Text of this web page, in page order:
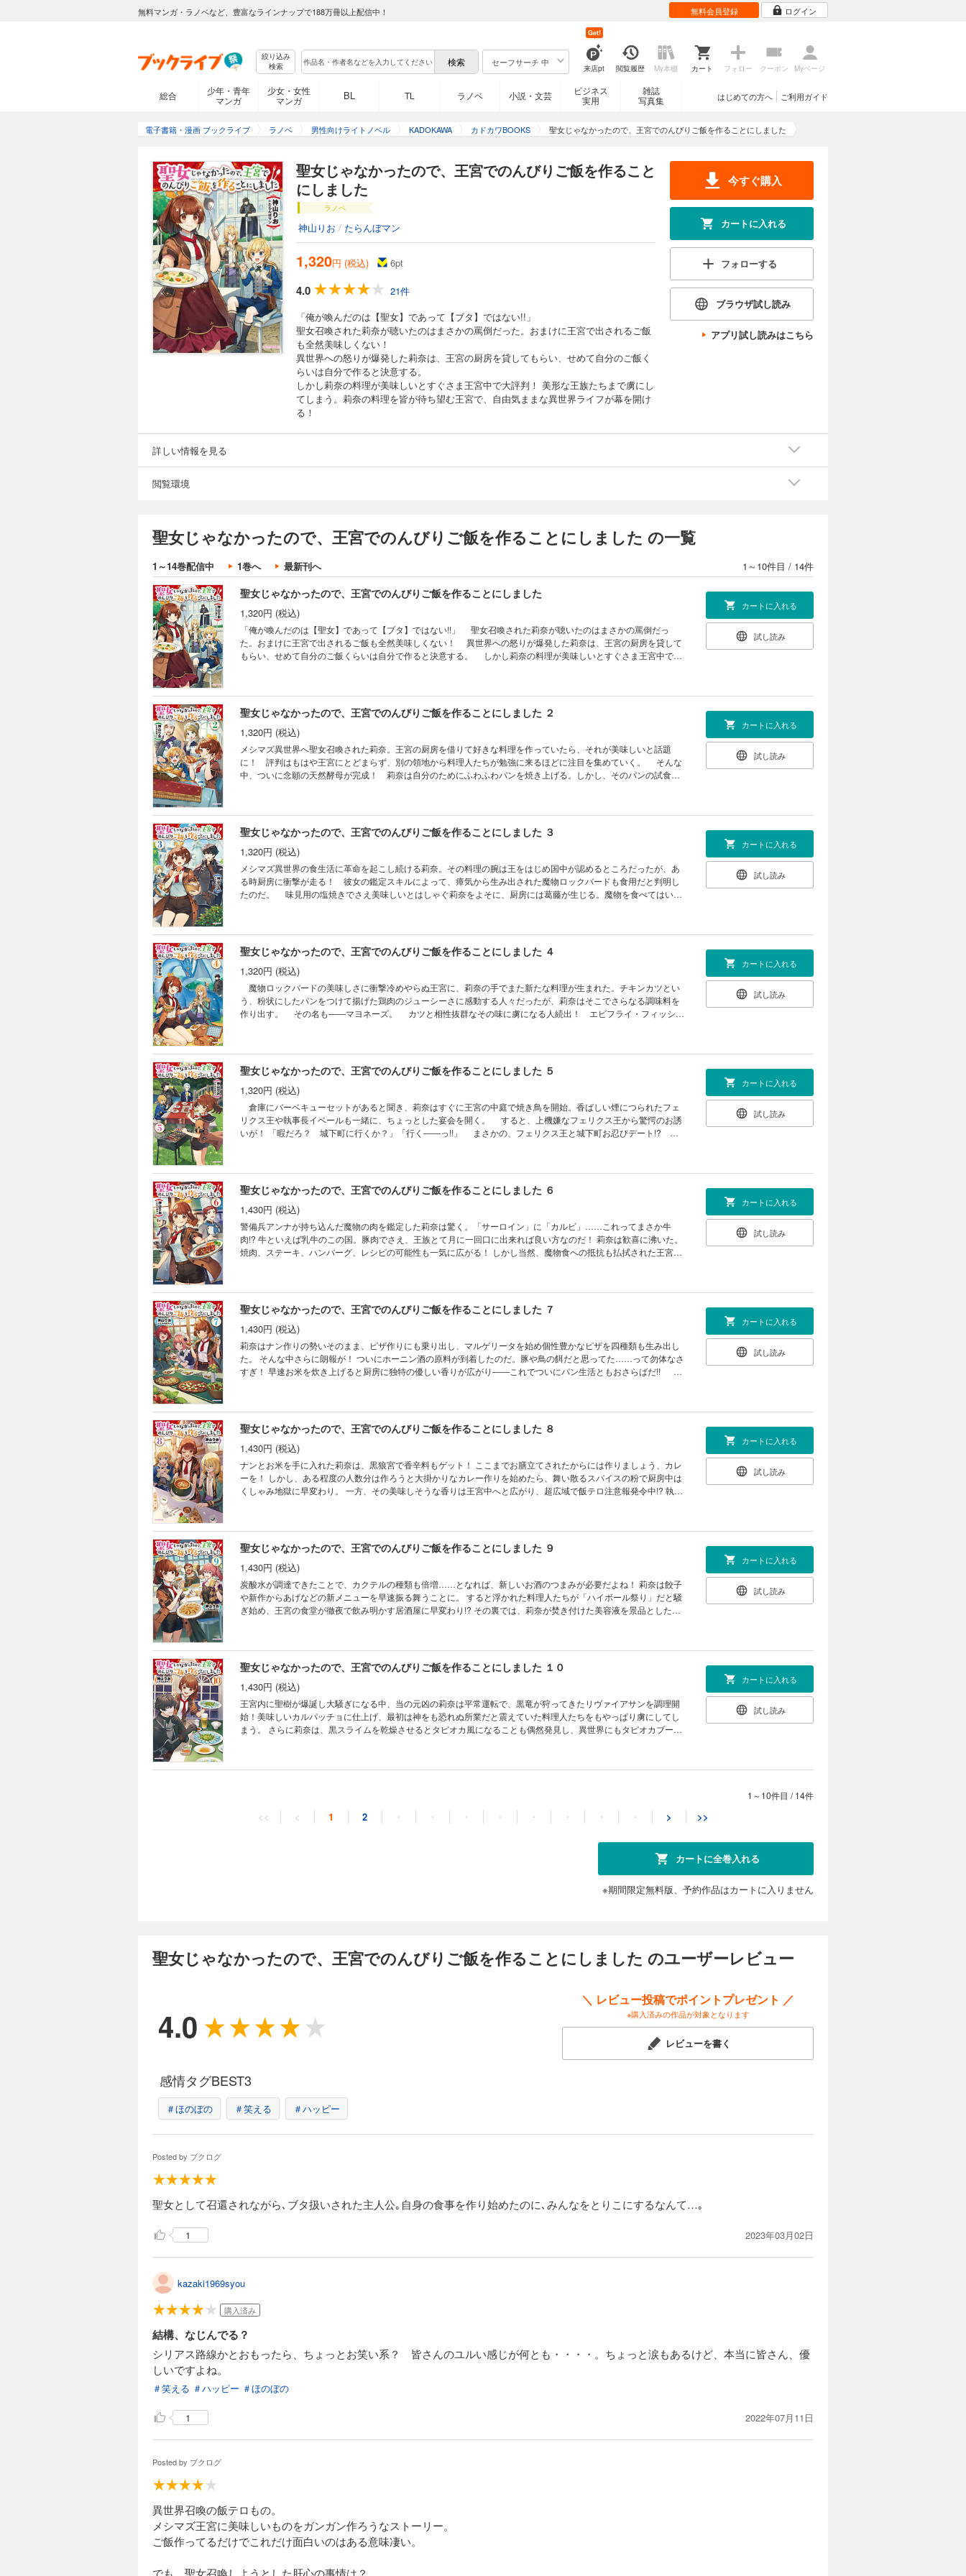
無料マンガ・ラノベなど、豊富なラインナップで188万冊以上配信中！ 無料会員登録 ログイン
絞り込み
検索
セーフサーチ 中
来店pt
Get!
閲覧履歴 My本棚 カート フォロー クーポン Myページ
総合
少年・青年
マンガ
少女・女性
マンガ
BL TL ラノベ 小説・文芸
ビジネス
実用
雑誌
写真集
ご利用ガイド
はじめての方へ
電子書籍・漫画 ブックライブ ラノベ 男性向けライトノベル KADOKAWA カドカワBOOKS 聖女じゃなかったので、王宮でのんびりご飯を作ることにしました
聖女じゃなかったので、王宮でのんびりご飯を作ること
にしました
ラノベ
神山りお / たらんぼマン
1,320円 (税込) 6pt
4.0
21件
「俺が喚んだのは【聖女】であって【ブタ】ではない!!」
聖女召喚された莉奈が聴いたのはまさかの罵倒だった。おまけに王宮で出されるご飯
も全然美味しくない！
異世界への怒りが爆発した莉奈は、王宮の厨房を貸してもらい、せめて自分のご飯く
らいは自分で作ると決意する。
しかし莉奈の料理が美味しいとすぐさま王宮中で大評判！ 美形な王族たちまで虜にし
てしまう。莉奈の料理を皆が待ち望む王宮で、自由気ままな異世界ライフが幕を開け
る！
今すぐ購入
カートに入れる
フォローする
ブラウザ試し読み
アプリ試し読みはこちら
詳しい情報を見る
閲覧環境
聖女じゃなかったので、王宮でのんびりご飯を作ることにしました の一覧
1～14巻配信中 1巻へ 最新刊へ 1～10件目 / 14件
聖女じゃなかったので、王宮でのんびりご飯を作ることにしました
1,320円 (税込)
「俺が喚んだのは【聖女】であって【ブタ】ではない!!」 聖女召喚された莉奈が聴いたのはまさかの罵倒だっ
た。おまけに王宮で出されるご飯も全然美味しくない！ 異世界への怒りが爆発した莉奈は、王宮の厨房を貸して
もらい、せめて自分のご飯くらいは自分で作ると決意する。 しかし莉奈の料理が美味しいとすぐさま王宮中で大
カートに入れる
試し読み
聖女じゃなかったので、王宮でのんびりご飯を作ることにしました ２
1,320円 (税込)
メシマズ異世界へ聖女召喚された莉奈。王宮の厨房を借りて好きな料理を作っていたら、それが美味しいと話題
に！ 評判はもはや王宮にとどまらず、別の領地から料理人たちが勉強に来るほどに注目を集めていく。 そんな
中、ついに念願の天然酵母が完成！ 莉奈は自分のためにふわふわパンを焼き上げる。しかし、そのパンの試食を
カートに入れる
試し読み
聖女じゃなかったので、王宮でのんびりご飯を作ることにしました ３
1,320円 (税込)
メシマズ異世界の食生活に革命を起こし続ける莉奈。その料理の腕は王をはじめ国中が認めるところだったが、あ
る時厨房に衝撃が走る！ 彼女の鑑定スキルによって、瘴気から生み出された魔物ロックバードも食用だと判明し
たのだ。 味見用の塩焼きでさえ美味しいとはしゃぐ莉奈をよそに、厨房には葛藤が生じる。魔物を食べてはいけ
カートに入れる
試し読み
聖女じゃなかったので、王宮でのんびりご飯を作ることにしました ４
1,320円 (税込)
魔物ロックバードの美味しさに衝撃冷めやらぬ王宮に、莉奈の手でまた新たな料理が生まれた。チキンカツとい
う、粉状にしたパンをつけて揚げた鶏肉のジューシーさに感動する人々だったが、莉奈はそこでさらなる調味料を
作り出す。 その名も――マヨネーズ。 カツと相性抜群なその味に虜になる人続出！ エビフライ・フィッシュ
～来るなというのに領民が沢山来るから内政無双をすることに～ 』（著：うみ）のお試し版が収録されています。
カートに入れる
試し読み
聖女じゃなかったので、王宮でのんびりご飯を作ることにしました ５
1,320円 (税込)
倉庫にバーベキューセットがあると聞き、莉奈はすぐに王宮の中庭で焼き鳥を開始。香ばしい煙につられたフェ
リクス王や執事長イベールも一緒に、ちょっとした宴会を開く。 すると、上機嫌なフェリクス王から驚愕のお誘
いが！ 「暇だろ？ 城下町に行くか？」「行く――っ!!」 まさかの、フェリクス王と城下町お忍びデート!? 今
（著：依空 まつり）のお試し版が収録されています。
カートに入れる
試し読み
聖女じゃなかったので、王宮でのんびりご飯を作ることにしました ６
1,430円 (税込)
警備兵アンナが持ち込んだ魔物の肉を鑑定した莉奈は驚く。「サーロイン」に「カルビ」……これってまさか牛
肉!? 牛といえば乳牛のこの国。豚肉でさえ、王族とて月に一回口に出来れば良い方なのだ！ 莉奈は歓喜に沸いた。
焼肉、ステーキ、ハンバーグ、レシピの可能性も一気に広がる！ しかし当然、魔物食への抵抗も払拭された王宮で
お悩み解決します。』（著：黒辺 あゆみ）のお試し版が収録されています。
カートに入れる
試し読み
聖女じゃなかったので、王宮でのんびりご飯を作ることにしました ７
1,430円 (税込)
莉奈はナン作りの勢いそのまま、ピザ作りにも乗り出し、マルゲリータを始め個性豊かなピザを四種類も生み出し
た。 そんな中さらに朗報が！ ついにホーニン酒の原料が到着したのだ。豚や鳥の餌だと思ってた……って勿体なさ
すぎ！ 早速お米を炊き上げると厨房に独特の優しい香りが広がり――これでついにパン生活ともおさらばだ!! 異
版が収録されています。
カートに入れる
試し読み
聖女じゃなかったので、王宮でのんびりご飯を作ることにしました ８
1,430円 (税込)
ナンとお米を手に入れた莉奈は、黒狼宮で香辛料もゲット！ ここまでお膳立てされたからには作りましょう、カレ
ーを！ しかし、ある程度の人数分は作ろうと大掛かりなカレー作りを始めたら、舞い散るスパイスの粉で厨房中は
くしゃみ地獄に早変わり。 一方、その美味しそうな香りは王宮中へと広がり、超広域で飯テロ注意報発令中!? 執務
ってます。』（著：しののめすぴこ）のお試し版が収録されています。
カートに入れる
試し読み
聖女じゃなかったので、王宮でのんびりご飯を作ることにしました ９
1,430円 (税込)
炭酸水が調達できたことで、カクテルの種類も倍増……となれば、新しいお酒のつまみが必要だよね！ 莉奈は餃子
や新作からあげなどの新メニューを早速振る舞うことに。 すると浮かれた料理人たちが「ハイボール祭り」だと騒
ぎ始め、王宮の食堂が徹夜で飲み明かす居酒屋に早変わり!? その裏では、莉奈が焚き付けた美容液を景品とした竜
し版が収録されています。
カートに入れる
試し読み
聖女じゃなかったので、王宮でのんびりご飯を作ることにしました １０
1,430円 (税込)
王宮内に聖樹が爆誕し大騒ぎになる中、当の元凶の莉奈は平常運転で、黒竜が狩ってきたリヴァイアサンを調理開
始！美味しいカルパッチョに仕上げ、最初は神をも恐れぬ所業だと震えていた料理人たちをもやっぱり虜にしてし
まう。 さらに莉奈は、黒スライムを乾燥させるとタピオカ風になることも偶然発見し、異世界にもタピオカブーム
む』（著：嵐 華子）のお試し版が収録されています。
カートに入れる
試し読み
新興の国の偵察へ赴くフェリクス王に、チョコの原料・カカ王探しのため莉奈も同行することに。チョコのことは
品の電子版には本編終了後にカドカワBOOKS『水魔法ぐらいしか取り柄がないけど現代知識があれば充分だよ
カートに入れる
う。 だが、その危機をフェリクス王が圧倒的な実力で斬り伏せた。そう、この旅には最強の“魔王”がついているの
だ！ 首都モルテグルはまだ遠く野宿になってしまうが、やはり魔物の危険はなさそう。それなら折角だし快適に過
試し読み
聖女じゃなかったので、王宮でのんびりご飯を作ることにしました １３
国境の街を魔物暴走から救ったり、冒険者一行を餌付けしたりしながら続けてきた隣国の首都への旅もいよいよ終
盤！ 広大な草原で超巨大なワニや動く樹木を目の当たりにし、この世界の奥深さに改めて感激する莉奈。しかし、
ようやく休憩というところで焼酎の原料になるという木の実を見つけてしまい、お酒好きなフェリクス王の態度が
急変――!? 一方、首都モルテグルが近づくにつれて、何やらきな臭い雰囲気に。どうやら首都が危機的状況である
らしく……？ ※本作品の電子版には本編終了後にカドカワBOOKS『図書館の天才少女 ～本好きの新人官吏は膨大
パーティーを始めた!? 前代未聞の状況に戸惑う公王様も、やがて美味しい焼き鳥の前に陥落。徐々に親交が深まっ
1～10件目 /14件
<< < 1 2 ・ ・ ・ ・ ・ ・ ・ ・ > >>
カートに全巻入れる
※期間限定無料版、予約作品はカートに入りません
聖女じゃなかったので、王宮でのんびりご飯を作ることにしました のユーザーレビュー
4.0
＼ レビュー投稿でポイントプレゼント ／
※購入済みの作品が対象となります
レビューを書く
感情タグBEST3
＃ほのぼの ＃笑える ＃ハッピー
Posted by ブクログ
聖女として召還されながら､ブタ扱いされた主人公｡自身の食事を作り始めたのに､みんなをとりこにするなんて…｡
1 2023年03月02日
kazaki1969syou
購入済み
結構、なじんでる？
シリアス路線かとおもったら、ちょっとお笑い系？ 皆さんのユルい感じが何とも・・・・。ちょっと涙もあるけど、本当に皆さん、優
しいですよね。
＃笑える ＃ハッピー ＃ほのぼの
1 2022年07月11日
Posted by ブクログ
異世界召喚の飯テロもの。
メシマズ王宮に美味しいものをガンガン作ろうなストーリー。
ご飯作ってるだけでこれだけ面白いのはある意味凄い。
でも、聖女召喚しようとした肝心の事情は？